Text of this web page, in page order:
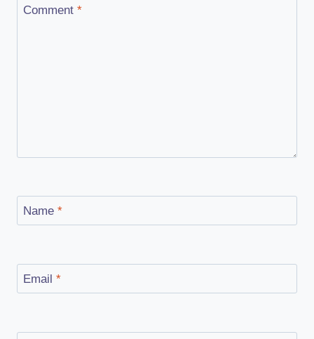
Comment *
Name *
Email *